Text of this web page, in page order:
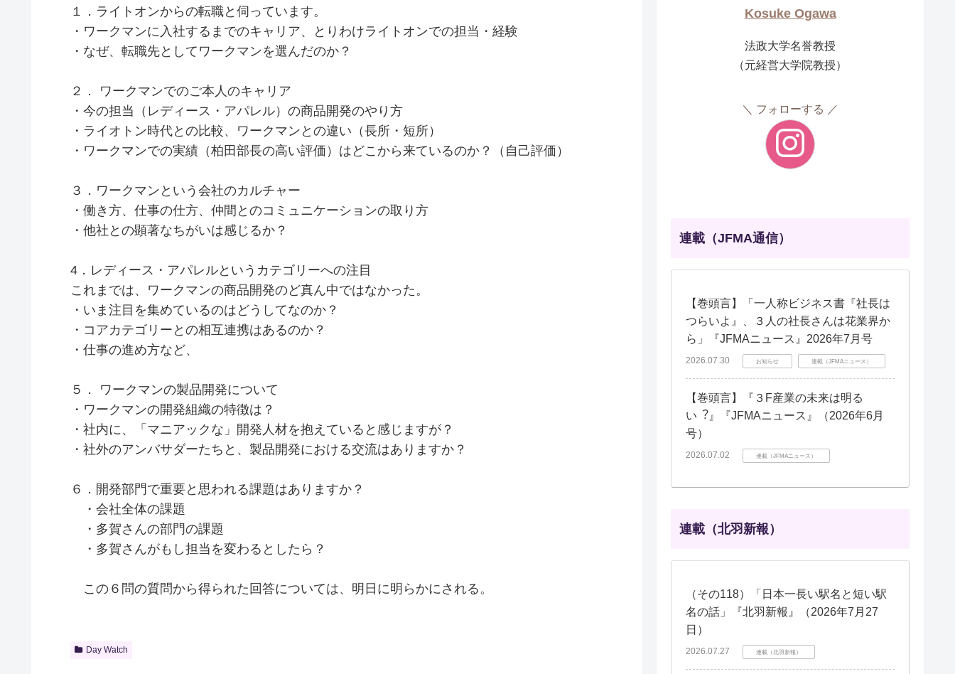
１．ライトオンからの転職と伺っています。
・ワークマンに入社するまでのキャリア、とりわけライトオンでの担当・経験
・なぜ、転職先としてワークマンを選んだのか？
２． ワークマンでのご本人のキャリア
・今の担当（レディース・アパレル）の商品開発のやり方
・ライオトン時代との比較、ワークマンとの違い（長所・短所）
・ワークマンでの実績（柏田部長の高い評価）はどこから来ているのか？（自己評価）
３．ワークマンという会社のカルチャー
・働き方、仕事の仕方、仲間とのコミュニケーションの取り方
・他社との顕著なちがいは感じるか？
4．レディース・アパレルというカテゴリーへの注目
これまでは、ワークマンの商品開発のど真ん中ではなかった。
・いま注目を集めているのはどうしてなのか？
・コアカテゴリーとの相互連携はあるのか？
・仕事の進め方など、
５． ワークマンの製品開発について
・ワークマンの開発組織の特徴は？
・社内に、「マニアックな」開発人材を抱えていると感じますが？
・社外のアンバサダーたちと、製品開発における交流はありますか？
６．開発部門で重要と思われる課題はありますか？
・会社全体の課題
・多賀さんの部門の課題
・多賀さんがもし担当を変わるとしたら？
この６問の質問から得られた回答については、明日に明らかにされる。
Day Watch
Kosuke Ogawa
法政大学名誉教授
（元経営大学院教授）
フォローする
連載（JFMA通信）
【巻頭言】「一人称ビジネス書『社長は
つらいよ』、３人の社長さんは花業界か
ら」『JFMAニュース』2026年7月号
2026.07.30 お知らせ 連載（JFMAニュース）
【巻頭言】『３F産業の未来は明る
い︖』『JFMAニュース』（2026年6月
号）
2026.07.02 連載（JFMAニュース）
連載（北羽新報）
（その118）「日本一長い駅名と短い駅
名の話」『北羽新報』（2026年7月27
日）
2026.07.27 連載（北羽新報）